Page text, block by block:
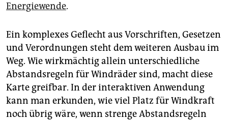
Energiewende.
Ein komplexes Geflecht aus Vorschriften, Gesetzen
und Verordnungen steht dem weiteren Ausbau im
Weg. Wie wirkmächtig allein unterschiedliche
Abstandsregeln für Windräder sind, macht diese
Karte greifbar. In der interaktiven Anwendung
kann man erkunden, wie viel Platz für Windkraft
noch übrig wäre, wenn strenge Abstandsregeln